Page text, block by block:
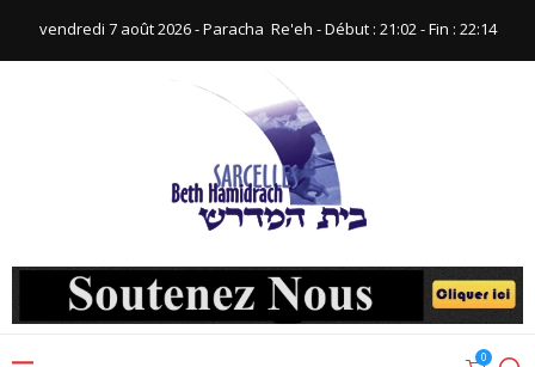
vendredi 7 août 2026 - Paracha ‪ Re'eh‬ - Début : 21:02‬ - Fin : ‪22:14‬
0